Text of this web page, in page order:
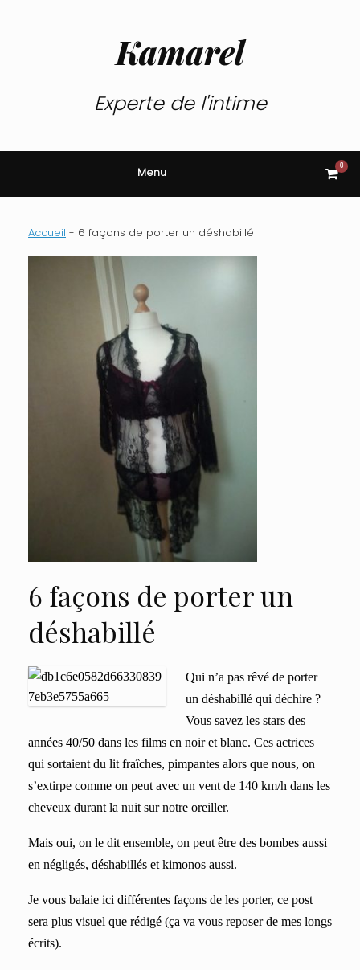
Kamarel
Experte de l'intime
Menu View
cart
0
Accueil - 6 façons de porter un déshabillé
6 façons de porter un
déshabillé
Qui n’a pas rêvé de porter
un déshabillé qui déchire ?
Vous savez les stars des
années 40/50 dans les films en noir et blanc. Ces actrices
qui sortaient du lit fraîches, pimpantes alors que nous, on
s’extirpe comme on peut avec un vent de 140 km/h dans les
cheveux durant la nuit sur notre oreiller.
Mais oui, on le dit ensemble, on peut être des bombes aussi
en négligés, déshabillés et kimonos aussi.
Je vous balaie ici différentes façons de les porter, ce post
sera plus visuel que rédigé (ça va vous reposer de mes longs
écrits).